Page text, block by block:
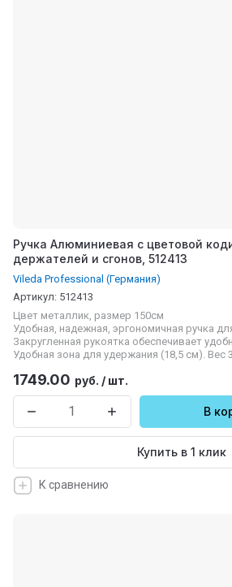
Ручка Алюминиевая с цветовой
держателей и сгонов, 512413
Vileda Professional (Германия)
Артикул: 512413
Цвет металлик, размер 150см
Удобная, надежная, эргономичная ручка
Закругленная рукоятка обеспечивает
Удобная зона для удержания (18,5 см). Вес
1749.00 руб. / шт.
В
Купить в 1 клик
К сравнению